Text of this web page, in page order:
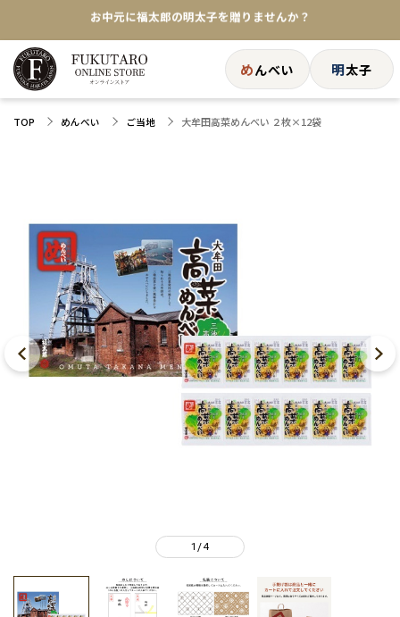
★めんべい25周年記念商品が登場★
【色々な味を試したい方へ】ポストイン！めんべい
送料全国一律770円！10,800円以上で送料無料
めんべい 明太子
TOP めんべい ご当地 大牟田高菜めんべい ２枚×12袋
1 /4